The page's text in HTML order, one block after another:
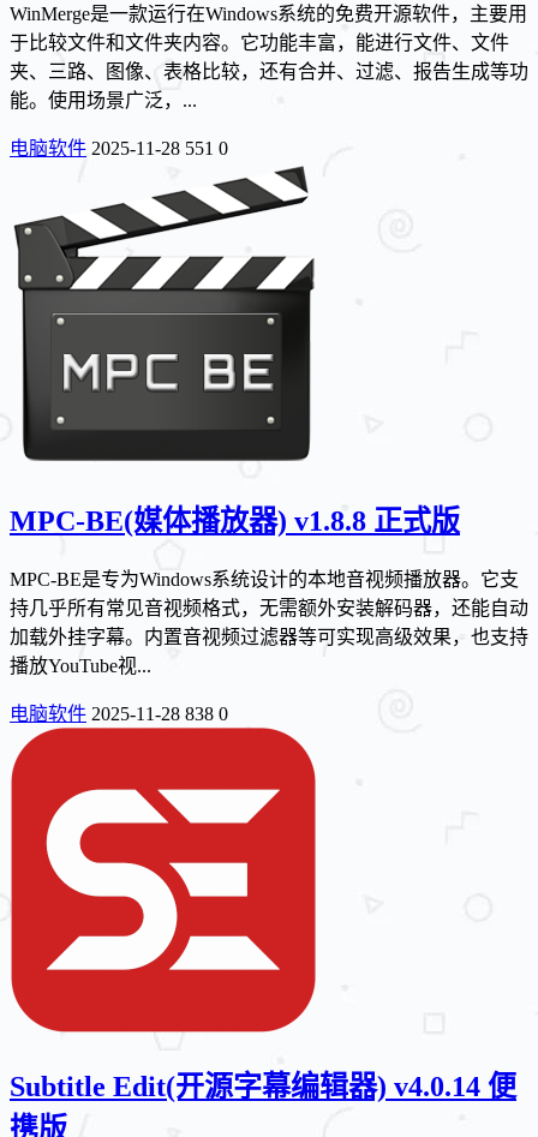
WinMerge是一款运行在Windows系统的免费开源软件，主要用
于比较文件和文件夹内容。它功能丰富，能进行文件、文件
夹、三路、图像、表格比较，还有合并、过滤、报告生成等功
能。使用场景广泛，...
电脑软件 2025-11-28 551 0
MPC-BE(媒体播放器) v1.8.8 正式版
MPC-BE是专为Windows系统设计的本地音视频播放器。它支
持几乎所有常见音视频格式，无需额外安装解码器，还能自动
加载外挂字幕。内置音视频过滤器等可实现高级效果，也支持
播放YouTube视...
电脑软件 2025-11-28 838 0
Subtitle Edit(开源字幕编辑器) v4.0.14 便
携版